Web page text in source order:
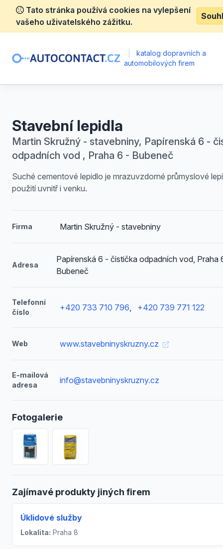
Tato stránka používá cookies na vylepšení
vašeho uživatelského zážitku.
katalog dopravních a
automobilových firem
Stavební lepidla
Martin Skružný - stavebniny, Papírenská 6 -
odpadních vod , Praha 6 - Bubeneč
Suché cementové lepidlo je mrazuvzdorné průmyslové
použití uvnitř i venku.
Firma Martin Skružný - stavebniny
Adresa
Papírenská 6 - čistička odpadních vod, Praha
Bubeneč
Telefonní
číslo
+420 733 710 796, +420 739 771 122
Web www.stavebninyskruzny.cz
E-mailová
adresa
info@stavebninyskruzny.cz
Fotogalerie
Zajímavé produkty jiných firem
Úklidové služby
Lokalita: Praha 8